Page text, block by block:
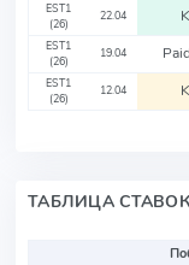
EST1
(26)
22.04
EST1
(26)
19.04
EST1
(26)
12.04
ТАБЛИЦА СТАВОК